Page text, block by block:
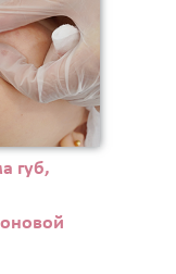
губ,